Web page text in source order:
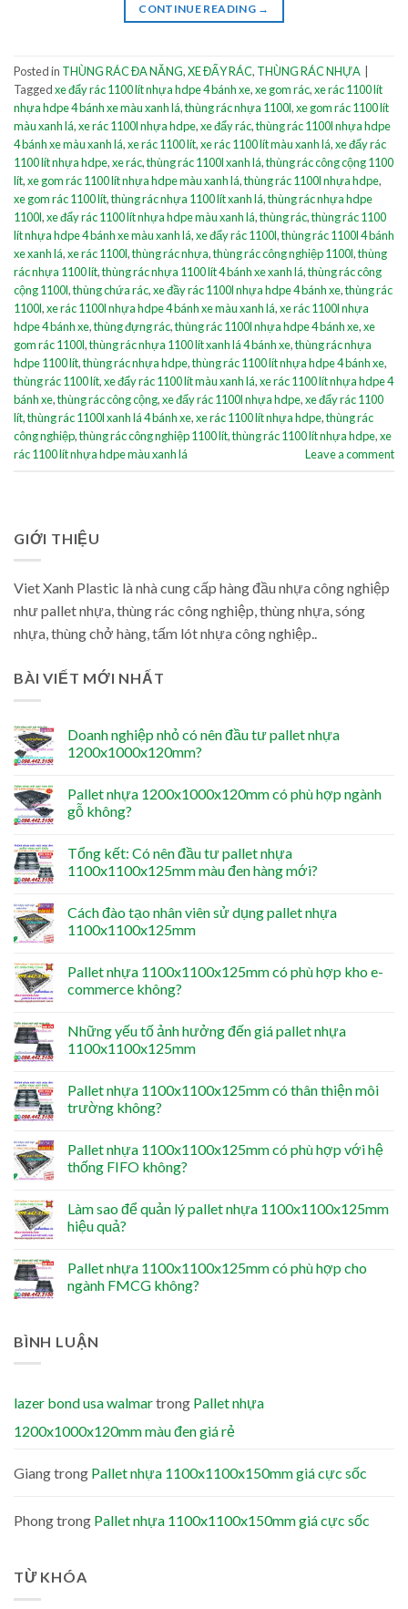
CONTINUE READING →
Posted in THÙNG RÁC ĐA NĂNG,XE ĐẨY RÁC, THÙNG RÁC NHỰA
Taggedxe đẩy rác 1100 lít nhựa hdpe 4 bánh xe,xe gom rác,xe rác 1100 lít
nhựa hdpe 4 bánh xe màu xanh lá,thùng rác nhựa 1100l,xe gom rác 1100 lít
màu xanh lá,xe rác 1100l nhựa hdpe,xe đẩy rác,thùng rác 1100l nhựa hdpe
4 bánh xe màu xanh lá,xe rác 1100 lít,xe rác 1100 lít màu xanh lá,xe đẩy rác
1100 lít nhựa hdpe,xe rác,thùng rác 1100l xanh lá,thùng rác công cộng 1100
lít,xe gom rác 1100 lít nhựa hdpe màu xanh lá,thùng rác 1100l nhựa hdpe,
xe gom rác 1100 lít,thùng rác nhựa 1100 lít xanh lá,thùng rác nhựa hdpe
1100l,xe đẩy rác 1100 lít nhựa hdpe màu xanh lá,thùng rác,thùng rác 1100
lít nhựa hdpe 4 bánh xe màu xanh lá,xe đẩy rác 1100l,thùng rác 1100l 4 bánh
xe xanh lá,xe rác 1100l,thùng rác nhựa,thùng rác công nghiệp 1100l,thùng
rác nhựa 1100 lít,thùng rác nhựa 1100 lít 4 bánh xe xanh lá,thùng rác công
cộng 1100l,thùng chứa rác,xe đầy rác 1100l nhựa hdpe 4 bánh xe,thùng rác
1100l,xe rác 1100l nhựa hdpe 4 bánh xe màu xanh lá,xe rác 1100l nhựa
hdpe 4 bánh xe,thùng đựng rác,thùng rác 1100l nhựa hdpe 4 bánh xe,xe
gom rác 1100l,thùng rác nhựa 1100 lít xanh lá 4 bánh xe,thùng rác nhựa
hdpe 1100 lít,thùng rác nhựa hdpe,thùng rác 1100 lít nhựa hdpe 4 bánh xe,
thùng rác 1100 lít,xe đẩy rác 1100 lít màu xanh lá,xe rác 1100 lít nhựa hdpe 4
bánh xe,thùng rác công cộng,xe đẩy rác 1100l nhựa hdpe,xe đẩy rác 1100
lít,thùng rác 1100l xanh lá 4 bánh xe,xe rác 1100 lít nhựa hdpe,thùng rác
công nghiệp,thùng rác công nghiệp 1100 lít,thùng rác 1100 lít nhựa hdpe,xe
rác 1100 lít nhựa hdpe màu xanh lá
Leave a comment
GIỚI THIỆU
Viet Xanh Plastic là nhà cung cấp hàng đầu nhựa công nghiệp
như pallet nhựa, thùng rác công nghiệp, thùng nhựa, sóng
nhựa, thùng chở hàng, tấm lót nhựa công nghiệp..
BÀI VIẾT MỚI NHẤT
Doanh nghiệp nhỏ có nên đầu tư pallet nhựa
1200x1000x120mm?
Pallet nhựa 1200x1000x120mm có phù hợp ngành
gỗ không?
Tổng kết: Có nên đầu tư pallet nhựa
1100x1100x125mm màu đen hàng mới?
Cách đào tạo nhân viên sử dụng pallet nhựa
1100x1100x125mm
Pallet nhựa 1100x1100x125mm có phù hợp kho e-
commerce không?
Những yếu tố ảnh hưởng đến giá pallet nhựa
1100x1100x125mm
Pallet nhựa 1100x1100x125mm có thân thiện môi
trường không?
Pallet nhựa 1100x1100x125mm có phù hợp với hệ
thống FIFO không?
Làm sao để quản lý pallet nhựa 1100x1100x125mm
hiệu quả?
Pallet nhựa 1100x1100x125mm có phù hợp cho
ngành FMCG không?
BÌNH LUẬN
lazer bond usa walmartrong Pallet nhựa
1200x1000x120mm màu đen giá rẻ
Giangtrong Pallet nhựa 1100x1100x150mm giá cực sốc
Phongtrong Pallet nhựa 1100x1100x150mm giá cực sốc
TỪ KHÓA